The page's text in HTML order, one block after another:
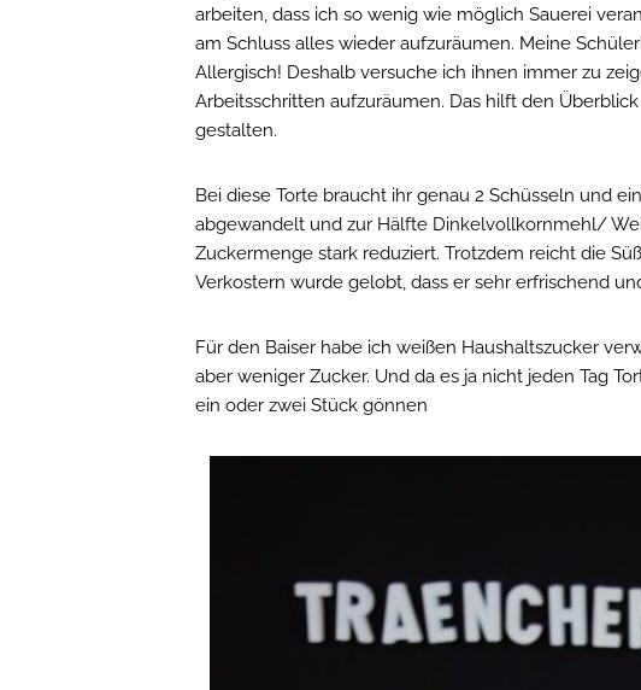
arbeiten, dass ich so wenig wie möglich Sauerei
am Schluss alles wieder aufzuräumen. Meine
Allergisch! Deshalb versuche ich ihnen immer zu
Arbeitsschritten aufzuräumen. Das hilft den
gestalten.
Bei diese Torte braucht ihr genau 2 Schüsseln und
abgewandelt und zur Hälfte Dinkelvollkornmehl/
Zuckermenge stark reduziert. Trotzdem reicht die
Verkostern wurde gelobt, dass er sehr erfrischend
Für den Baiser habe ich weißen Haushaltszucker
aber weniger Zucker. Und da es ja nicht jeden Tag
ein oder zwei Stück gönnen